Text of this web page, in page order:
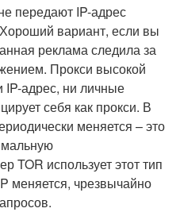
передают IP-адрес
вариант, если вы
реклама следила за
Прокси высокой
IP-адрес, ни личные
себя как прокси. В
меняется – это
TOR использует этот тип
меняется, чрезвычайно